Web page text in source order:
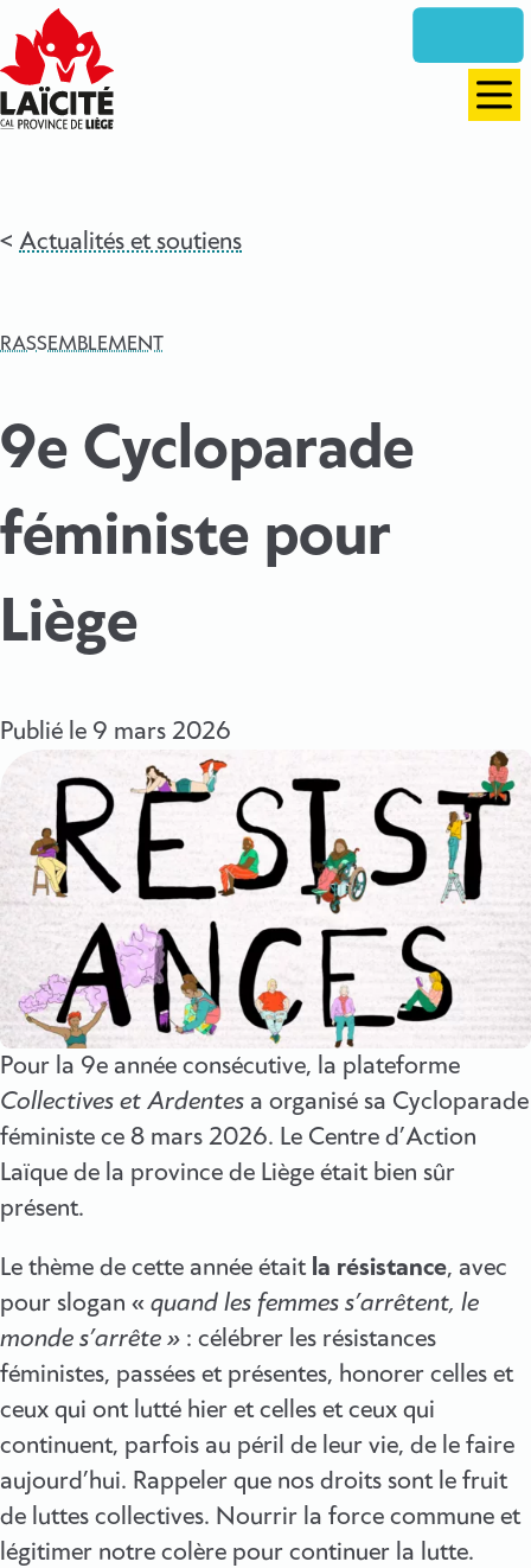
directement
vers
le
contenu
Actualités et soutiens
RASSEMBLEMENT
9e Cycloparade
féministe pour
Liège
Publié le 9 mars 2026
Pour la 9e année consécutive, la plateforme
Collectives et Ardentes a organisé sa Cycloparade
féministe ce 8 mars 2026. Le Centre d’Action
Laïque de la province de Liège était bien sûr
présent.
Le thème de cette année était la résistance, avec
pour slogan « quand les femmes s’arrêtent, le
monde s’arrête » : célébrer les résistances
féministes, passées et présentes, honorer celles et
ceux qui ont lutté hier et celles et ceux qui
continuent, parfois au péril de leur vie, de le faire
aujourd’hui. Rappeler que nos droits sont le fruit
de luttes collectives. Nourrir la force commune et
légitimer notre colère pour continuer la lutte.